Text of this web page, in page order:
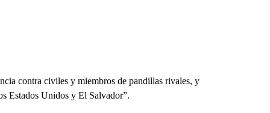
contra civiles y miembros de pandillas rivales, y
Estados Unidos y El Salvador”.